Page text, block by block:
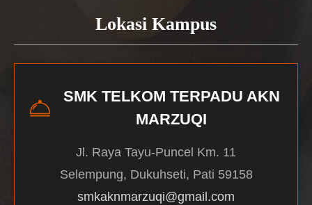
Lokasi Kampus
SMK TELKOM TERPADU AKN
MARZUQI
Jl. Raya Tayu-Puncel Km. 11
Selempung, Dukuhseti, Pati 59158
smkaknmarzuqi@gmail.com